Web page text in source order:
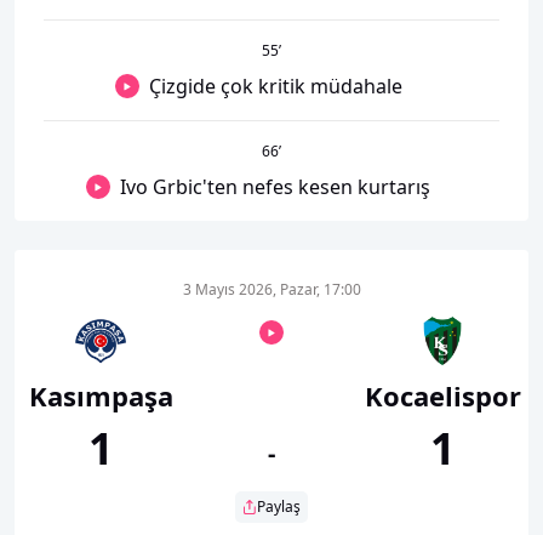
55’
Çizgide çok kritik müdahale
66’
Ivo Grbic'ten nefes kesen kurtarış
Kasımpaşa
1
3 Mayıs 2026, Pazar, 17:00
-
Paylaş
Kocaelispor
1